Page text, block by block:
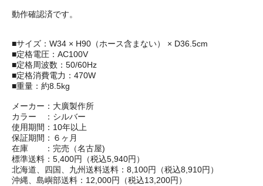
動作確認済です。
■サイズ：W34 × H90（ホース含まない） × D36.5cm
■定格電圧：AC100V
■定格周波数：50/60Hz
■定格消費電力：470W
■重量：約8.5kg
メーカー：大廣製作所
カラー ：シルバー
使用期間：10年以上
保証期間：６ヶ月
在庫 ：完売（名古屋)
標準送料：5,400円（税込5,940円）
北海道、四国、九州送料送料：8,100円（税込8,910円）
沖縄、島嶼部送料：12,000円（税込13,200円）